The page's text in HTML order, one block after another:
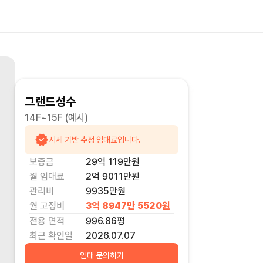
그랜드성수
14F~15F (예시)
시세 기반 추정 임대료입니다.
보증금 29억 119만원
월 임대료
2억 9011만원
관리비
9935만원
월 고정비
3억 8947만 5520원
전용 면적
996.86평
최근 확인일
2026.07.07
임대 문의하기